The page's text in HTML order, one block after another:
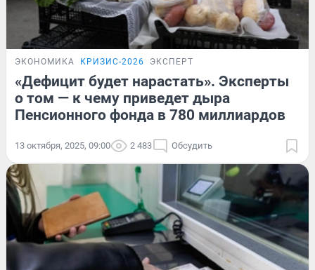
ЭКОНОМИКА КРИЗИС-2026 ЭКСПЕРТ
«Дефицит будет нарастать». Эксперты
о том — к чему приведет дыра
Пенсионного фонда в 780 миллиардов
13 октября, 2025, 09:00 2 483 Обсудить